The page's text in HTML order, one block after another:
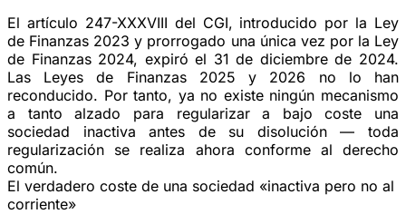
El artículo 247-XXXVIII del CGI, introducido por la Ley
de Finanzas 2023 y prorrogado una única vez por la Ley
de Finanzas 2024, expiró el 31 de diciembre de 2024.
Las Leyes de Finanzas 2025 y 2026 no lo han
reconducido. Por tanto, ya no existe ningún mecanismo
a tanto alzado para regularizar a bajo coste una
sociedad inactiva antes de su disolución — toda
regularización se realiza ahora conforme al derecho
común.
El verdadero coste de una sociedad «inactiva pero no al
corriente»